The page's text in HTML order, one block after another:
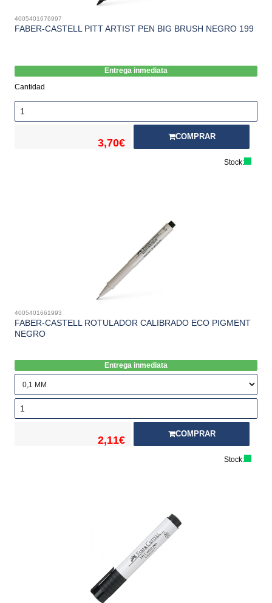
4005401676997
FABER-CASTELL PITT ARTIST PEN BIG BRUSH NEGRO 199
Entrega inmediata
Cantidad
3,70€
COMPRAR
Stock:
4005401661993
FABER-CASTELL ROTULADOR CALIBRADO ECO PIGMENT
NEGRO
Entrega inmediata
2,11€
COMPRAR
Stock: